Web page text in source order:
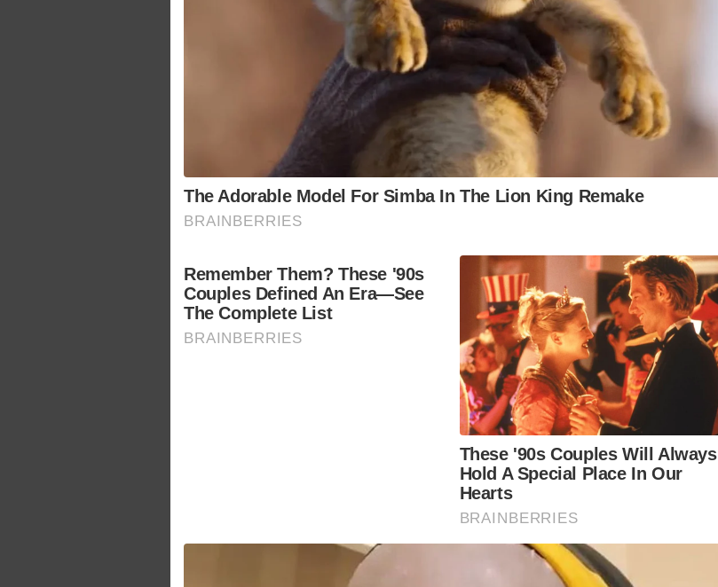
The Adorable Model For Simba In The Lion King Remake
BRAINBERRIES
Remember Them? These '90s
Couples Defined An Era—See
The Complete List
BRAINBERRIES
These '90s Couples Will Always
Hold A Special Place In Our
Hearts
BRAINBERRIES